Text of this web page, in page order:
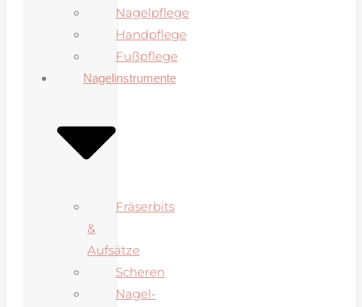
Nagelpflege
Handpflege
Fußpflege
Nagelinstrumente
Fräserbits
&
Aufsätze
Scheren
Nagel-